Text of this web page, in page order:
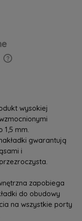
wysokiej
1,5 mm.
gwarantują
i
zapobiega
do obudowy
na wszystkie porty